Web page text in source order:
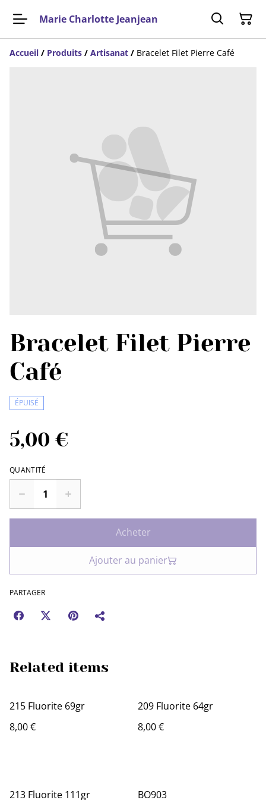
Marie Charlotte Jeanjean
Accueil / Produits / Artisanat / Bracelet Filet Pierre Café
Bracelet Filet Pierre
Café
ÉPUISÉ
5,00 €
QUANTITÉ
Acheter
Ajouter au panier
PARTAGER
Related items
215 Fluorite 69gr
8,00 €
209 Fluorite 64gr
8,00 €
213 Fluorite 111gr BO903